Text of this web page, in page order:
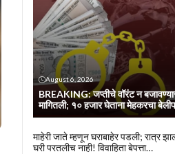
August 6, 2026
BREAKING: जप्तीचे वॉरंट न
मागितली; १० हजार घेताना मेहकरचा
माहेरी जाते म्हणून घराबाहेर पडली; रात्र
घरी परतलीच नाही! विवाहिता बेपत्ता…